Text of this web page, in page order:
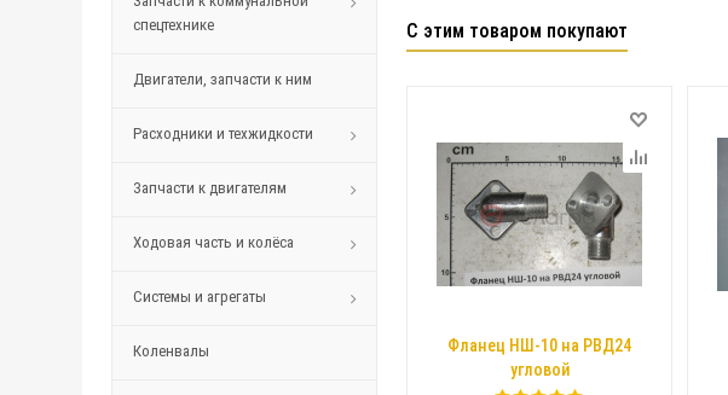
спецтехнике
Двигатели, запчасти к ним
Расходники и техжидкости
Запчасти к двигателям
Ходовая часть и колёса
Системы и агрегаты
Коленвалы
С этим товаром покупают
Фланец НШ-10 на РВД24
угловой